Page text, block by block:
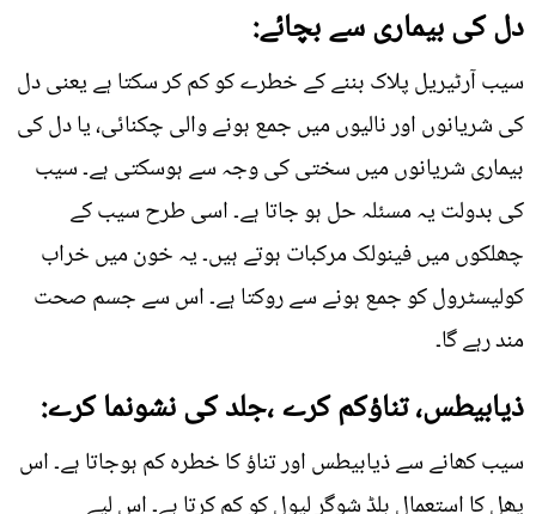
دل کی بیماری سے بچائے:
سیب آرٹیریل پلاک بننے کے خطرے کو کم کر سکتا ہے یعنی دل
کی شریانوں اور نالیوں میں جمع ہونے والی چکنائی، یا دل کی
بیماری شریانوں میں سختی کی وجہ سے ہوسکتی ہے۔ سیب
کی بدولت یہ مسئلہ حل ہو جاتا ہے۔ اسی طرح سیب کے
چھلکوں میں فینولک مرکبات ہوتے ہیں۔ یہ خون میں خراب
کولیسٹرول کو جمع ہونے سے روکتا ہے۔ اس سے جسم صحت
مند رہے گا۔
ذیابیطس، تناؤکم کرے ،جلد کی نشونما کرے:
سیب کھانے سے ذیابیطس اور تناؤ کا خطرہ کم ہوجاتا ہے۔ اس